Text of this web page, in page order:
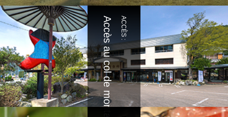
ACCÈS :
Accès au col de montagne